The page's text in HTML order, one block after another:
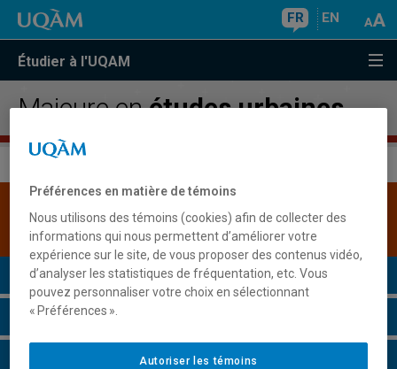
FR EN
Étudier à l'UQAM
Majeure enétudes urbaines
Une version plus récente de ce programme est
disponible.
Cliquez ici pour la consulter
Présentation du programme
Conditions d'admission
Cours à suivre et horaires
Préférences en matière de témoins
Nous utilisons des témoins (cookies) afin de collecter des
informations qui nous permettent d’améliorer votre
expérience sur le site, de vous proposer des contenus vidéo,
d’analyser les statistiques de fréquentation, etc. Vous
pouvez personnaliser votre choix en sélectionnant
« Préférences ».
Autoriser les témoins